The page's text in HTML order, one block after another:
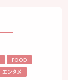
FOOD
エンタメ